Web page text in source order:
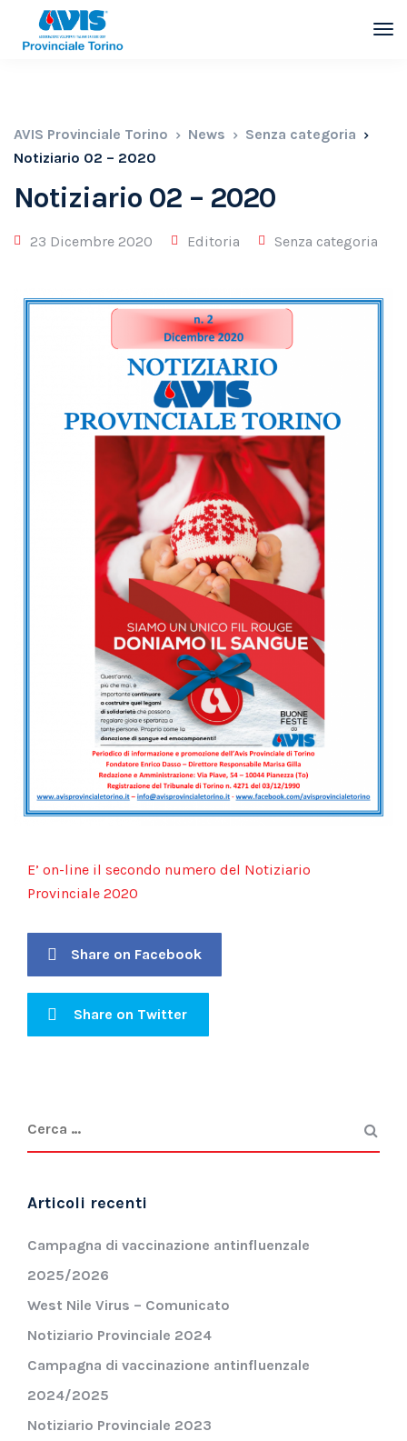
AVIS Provinciale Torino News
Senza categoria
Notiziario 02 – 2020
Notiziario 02 – 2020
23 Dicembre 2020 Editoria Senza categoria
E’ on-line il secondo numero del Notiziario
Provinciale 2020
Share on Facebook
Share on Twitter
Articoli recenti
Campagna di vaccinazione antinfluenzale
2025/2026
West Nile Virus – Comunicato
Notiziario Provinciale 2024
Campagna di vaccinazione antinfluenzale
2024/2025
Notiziario Provinciale 2023